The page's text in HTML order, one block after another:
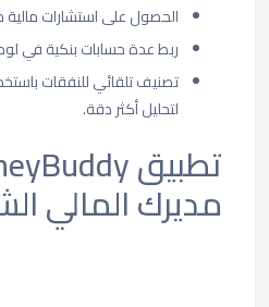
الحصول على استشارات
ربط عدة حسابات بنكية في
تصنيف تلقائي للنفقات
لتحليل أكثر دقة.
مديرك المالي